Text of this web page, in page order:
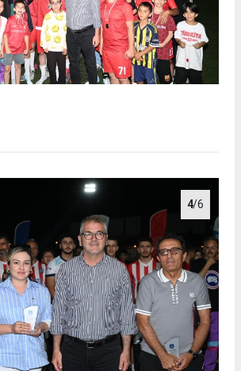
4/6